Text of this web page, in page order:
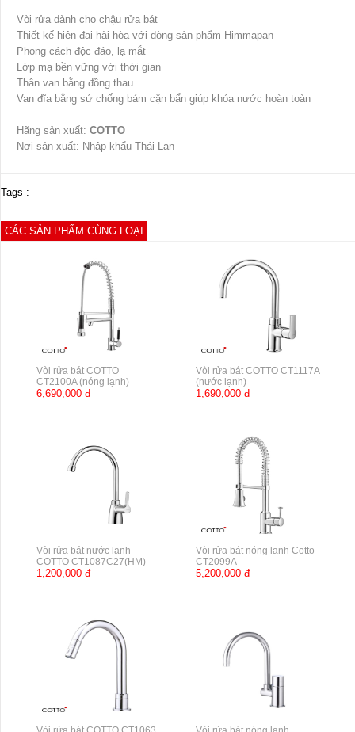
Vòi rửa dành cho chậu rửa bát
Thiết kế hiện đại hài hòa với dòng sản phẩm Himmapan
Phong cách độc đáo, lạ mắt
Lớp mạ bền vững với thời gian
Thân van bằng đồng thau
Van đĩa bằng sứ chống bám cặn bẩn giúp khóa nước hoàn toàn
Hãng sản xuất: COTTO
Nơi sản xuất: Nhập khẩu Thái Lan
Tags :
CÁC SẢN PHẨM CÙNG LOẠI
Vòi rửa bát COTTO
CT2100A (nóng lạnh)
6,690,000 đ
Vòi rửa bát COTTO CT1117A
(nước lạnh)
1,690,000 đ
Vòi rửa bát nước lạnh
COTTO CT1087C27(HM)
1,200,000 đ
Vòi rửa bát nóng lạnh Cotto
CT2099A
5,200,000 đ